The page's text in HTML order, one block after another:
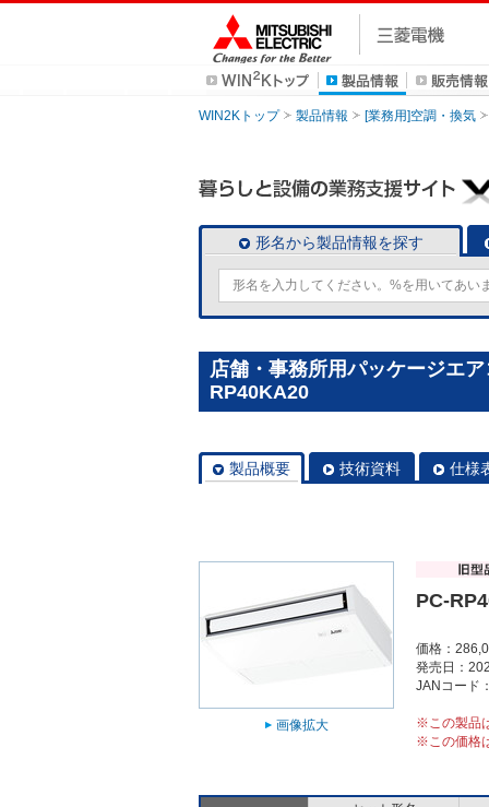
WIN2Kトップ 製品情報 [業務用]空調・換気
形名から製品情報を探す
店舗・事務所用パッケージエ
RP40KA20
製品概要 技術資料 仕様
画像拡大
PC-
価格：
発売日：
JANコード
※この製品
※この価格